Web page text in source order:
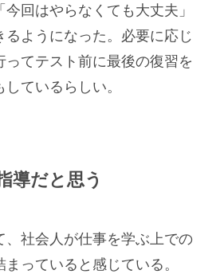
回はやらなくても大丈夫」
るようになった。必要に応じ
ってテスト前に最後の復習を
ているらしい。
導だと思う
、社会人が仕事を学ぶ上での
っていると感じている。